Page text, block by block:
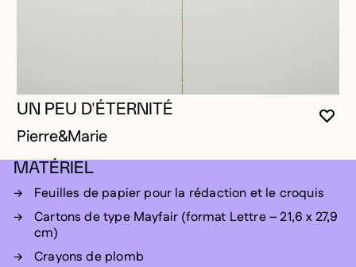
UN PEU D'ÉTERNITÉ
Pierre&Marie
MATÉRIEL
Feuilles de papier pour la rédaction et le croquis
Cartons de type Mayfair (format Lettre – 21,6 x 27,9
cm)
Crayons de plomb